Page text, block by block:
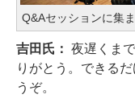
Q&Aセッションに集
吉田氏： 夜遅くま
りがとう。できる
うぞ。